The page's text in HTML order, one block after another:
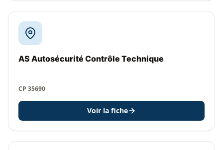
AS Autosécurité Contrôle Technique
CP 35690
Voir la fiche